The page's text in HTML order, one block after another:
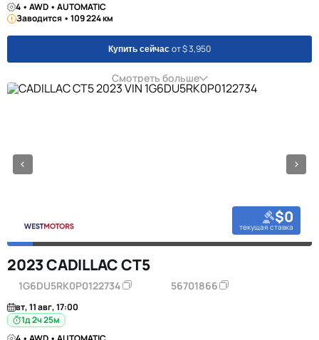
4 • AWD • AUTOMATIC
Заводится • 109 224 км
Купить сейчас от $ 3,950
Смотреть больше
$0
текущая ставка
2023 CADILLAC CT5
1G6DU5RK0P0122734 56701866
вт, 11 авг, 17:00
1д 2ч 25м